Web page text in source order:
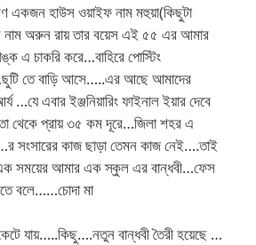
একজন হাউস ওয়াইফ নাম মহুয়া(কিছুটা
নাম অরুন রায় তার বয়েস এই ৫৫ এর আমার
এ চাকরি করে…বাহিরে পোস্টিং
তে বাড়ি আসে…..এর আছে আমাদের
এবার ইঞ্জনিয়ারিং ফাইনাল ইয়ার দেবে
থেকে প্রায় ৩৫ কম দূরে…জিলা শহর এ
সংসারের কাজ ছাড়া তেমন কাজ নেই….তাই
সময়ের আমার এক স্কুল এর বান্ধবী…ফেস
বলে……চোদা মা
যায়…..কিছু….নতুন বান্ধবী তৈরী হয়েছে …